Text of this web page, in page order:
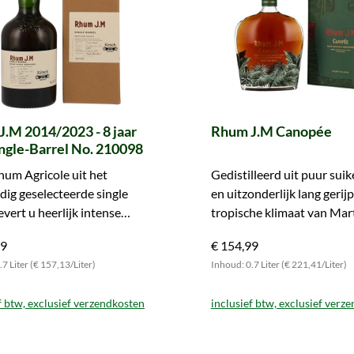
2014/2023 - 8 jaar
Barrel No. 210098
Agricole uit het
geselecteerde single
u heerlijk intense
Liter (€ 157,13/Liter)
exclusief verzendkosten
Rhum J.M Canopée
Gedistilleerd uit puur
en uitzonderlijk lang
tropische klimaat van
€ 154,99
Inhoud: 0.7 Liter (€ 221,41/Liter)
inclusief btw, exclusief